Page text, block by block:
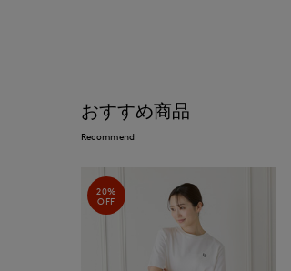
おすすめ商品
Recommend
20%
OFF